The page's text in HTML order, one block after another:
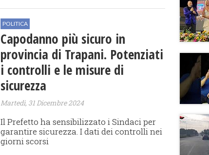
POLITICA
Capodanno più sicuro in
provincia di Trapani. Potenziati
i controlli e le misure di
sicurezza
Martedì, 31 Dicembre 2024
Il Prefetto ha sensibilizzato i Sindaci per
garantire sicurezza. I dati dei controlli nei
giorni scorsi